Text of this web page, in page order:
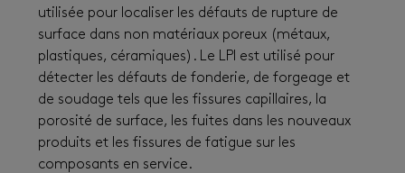
utilisée pour localiser les défauts de rupture de
surface dans non matériaux poreux (métaux,
plastiques, céramiques). Le LPI est utilisé pour
détecter les défauts de fonderie, de forgeage et
de soudage tels que les fissures capillaires, la
porosité de surface, les fuites dans les nouveaux
produits et les fissures de fatigue sur les
composants en service.